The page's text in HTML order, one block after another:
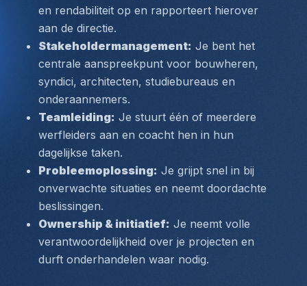
en rendabiliteit op en rapporteert hierover
aan de directie.
Stakeholdermanagement: Je bent het
centrale aanspreekpunt voor bouwheren,
syndici, architecten, studiebureaus en
onderaannemers.
Teamleiding: Je stuurt één of meerdere
werfleiders aan en coacht hen in hun
dagelijkse taken.
Probleemoplossing: Je grijpt snel in bij
onverwachte situaties en neemt doordachte
beslissingen.
Ownership & initiatief: Je neemt volle
verantwoordelijkheid over je projecten en
durft onderhandelen waar nodig.